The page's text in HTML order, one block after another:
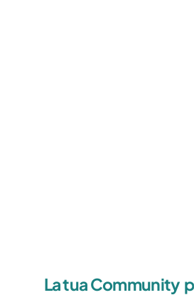
La tua Community